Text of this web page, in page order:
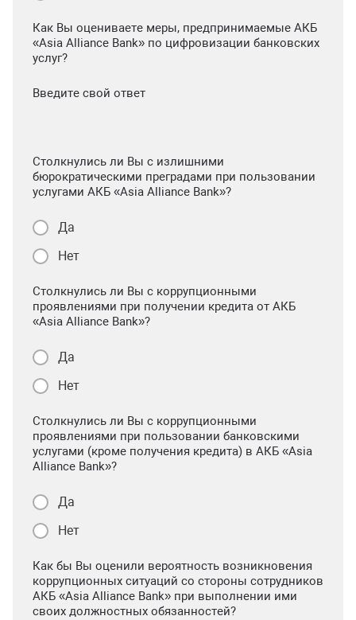
Как Вы оцениваете меры, предпринимаемые АКБ
«Asia Alliance Bank» по цифровизации банковских
услуг?
Введите свой ответ
Столкнулись ли Вы с излишними
бюрократическими преградами при пользовании
услугами АКБ «Asia Alliance Bank»?
Да
Нет
Столкнулись ли Вы с коррупционными
проявлениями при получении кредита от АКБ
«Asia Alliance Bank»?
Да
Нет
Столкнулись ли Вы с коррупционными
проявлениями при пользовании банковскими
услугами (кроме получения кредита) в АКБ «Asia
Alliance Bank»?
Да
Нет
Как бы Вы оценили вероятность возникновения
коррупционных ситуаций со стороны сотрудников
АКБ «Asia Alliance Bank» при выполнении ими
своих должностных обязанностей?